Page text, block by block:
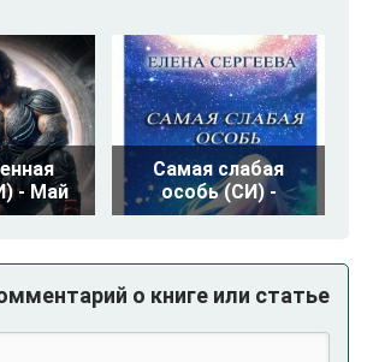
- Май
Самая слабая
особь (СИ) -
о книге или статье